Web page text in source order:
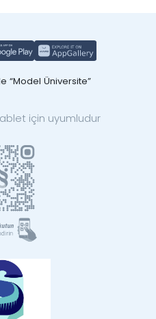
“Model Üniversite”
için uyumludur